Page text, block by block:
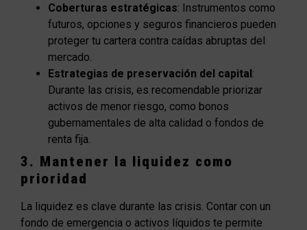
Coberturas estratégicas: Instrumentos como
futuros, opciones y seguros financieros pueden
proteger tu cartera contra caídas abruptas del
mercado.
Estrategias de preservación del capital:
Durante las crisis, es recomendable priorizar
activos de menor riesgo, como bonos
gubernamentales de alta calidad o fondos de
renta fija.
3. Mantener la liquidez como
prioridad
La liquidez es clave durante las crisis. Contar con un
fondo de emergencia o activos líquidos te permite